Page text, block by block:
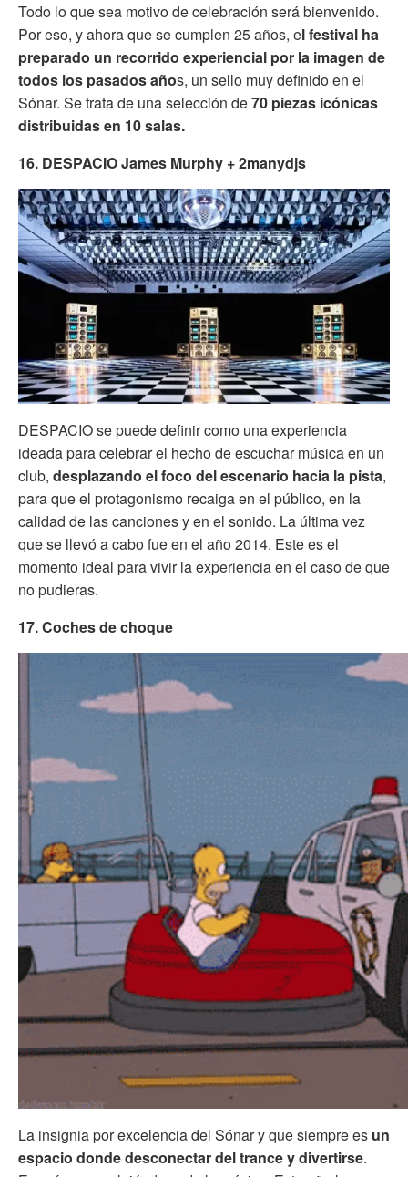
Todo lo que sea motivo de celebración será bienvenido.
Por eso, y ahora que se cumplen 25 años, el festival ha
preparado un recorrido experiencial por la imagen de
todos los pasados años, un sello muy definido en el
Sónar. Se trata de una selección de70 piezas icónicas
distribuidas en 10 salas.
16. DESPACIO James Murphy + 2manydjs
DESPACIO se puede definir como una experiencia
ideada para celebrar el hecho de escuchar música en un
club, desplazando el foco del escenario hacia la pista,
para que el protagonismo recaiga en el público, en la
calidad de las canciones y en el sonido. La última vez
que se llevó a cabo fue en el año 2014. Este es el
momento ideal para vivir la experiencia en el caso de que
no pudieras.
17. Coches de choque
La insignia por excelencia del Sónar y que siempre es un
espacio donde desconectar del trance y divertirse.